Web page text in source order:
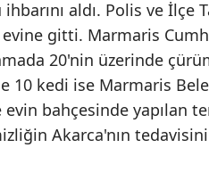
aldı. Polis ve
gitti. Marmaris
20'nin üzerinde
10 kedi ise Marmaris
bahçesinde yapılan
Akarca'nın